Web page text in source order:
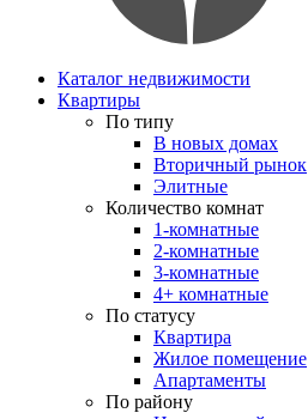
Каталог недвижимости
Квартиры
По типу
В новых домах
Вторичный рынок
Элитные
Количество комнат
1-комнатные
2-комнатные
3-комнатные
4+ комнатные
По статусу
Квартира
Жилое помещение
Апартаменты
По району